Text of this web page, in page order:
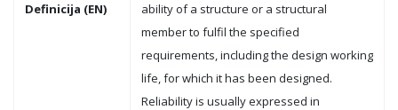
Definicija (EN)
ability of a structure or a structural
member to fulfil the specified
requirements, including the design working
life, for which it has been designed.
Reliability is usually expressed in